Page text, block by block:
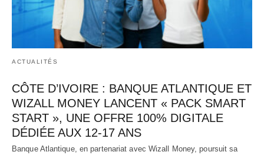
ACTUALITÉS
CÔTE D’IVOIRE : BANQUE ATLANTIQUE ET
WIZALL MONEY LANCENT « PACK SMART
START », UNE OFFRE 100% DIGITALE
DÉDIÉE AUX 12-17 ANS
Banque Atlantique, en partenariat avec Wizall Money, poursuit sa